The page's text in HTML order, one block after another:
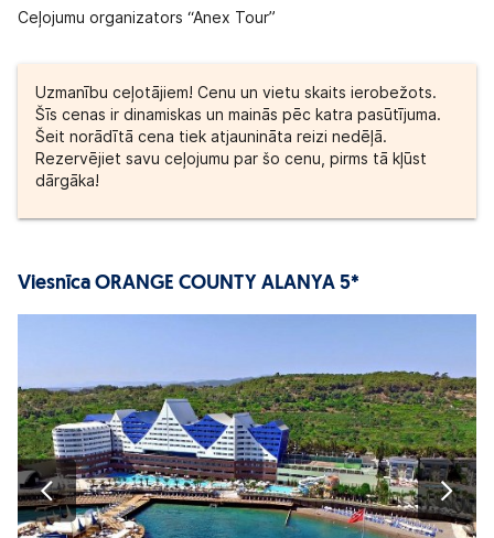
Ceļojumu organizators “Anex Tour”
Uzmanību ceļotājiem! Cenu un vietu skaits ierobežots.
Šīs cenas ir dinamiskas un mainās pēc katra pasūtījuma.
Šeit norādītā cena tiek atjaunināta reizi nedēļā.
Rezervējiet savu ceļojumu par šo cenu, pirms tā kļūst
dārgāka!
Viesnīca ORANGE COUNTY ALANYA 5*